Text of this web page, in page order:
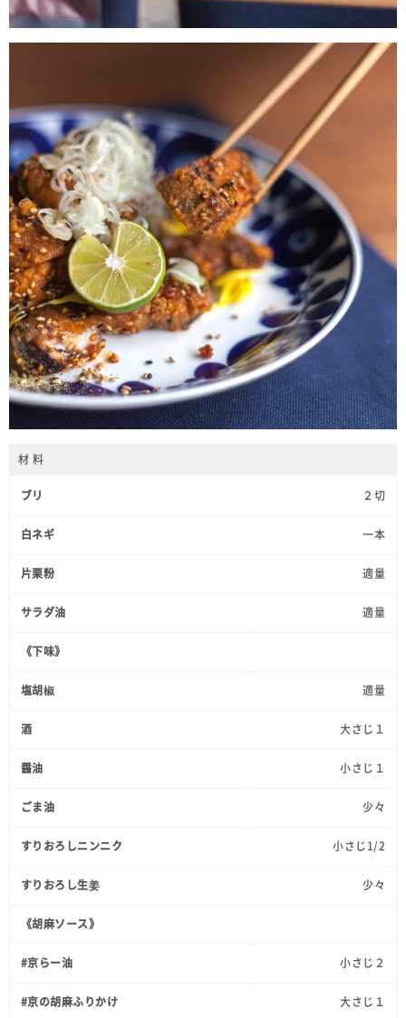
材 料
ブリ ２切
白ネギ 一本
片栗粉 適量
サラダ油 適量
《下味》
塩胡椒 適量
酒 大さじ１
醤油 小さじ１
ごま油 少々
すりおろしニンニク 小さじ1/2
すりおろし生姜 少々
《胡麻ソース》
#京らー油 小さじ２
#京の胡麻ふりかけ 大さじ１